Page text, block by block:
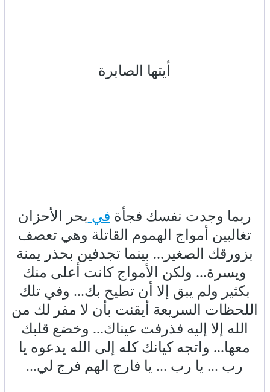
أيتها الصابرة
ربما وجدت نفسك فجأة في بحر الأحزان
تغالبين أمواج الهموم القاتلة وهي تعصف
بزورقك الصغير... بينما تجدفين بحذر يمنة
ويسرة... ولكن الأمواج كانت أعلى منك
بكثير ولم يبق إلا أن تطيح بك... وفي تلك
اللحظات السريعة أيقنت بأن لا مفر لك من
الله إلا إليه فذرفت عيناك... وخضع قلبك
معها... واتجه كيانك كله إلى الله يدعوه يا
رب ... يا رب ... يا فارج الهم فرج لي...